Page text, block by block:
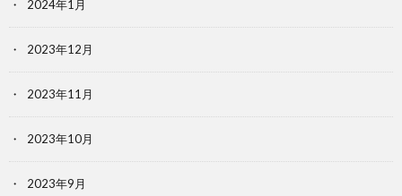
2024年1月
2023年12月
2023年11月
2023年10月
2023年9月